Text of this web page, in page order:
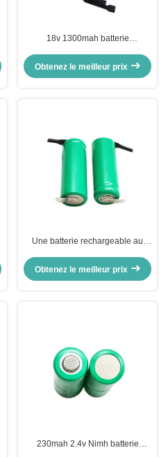
18v 1300mah batterie
Obtenez le meilleur prix
Une batterie rechargeable au
Obtenez le meilleur prix
230mah 2.4v Nimh batterie